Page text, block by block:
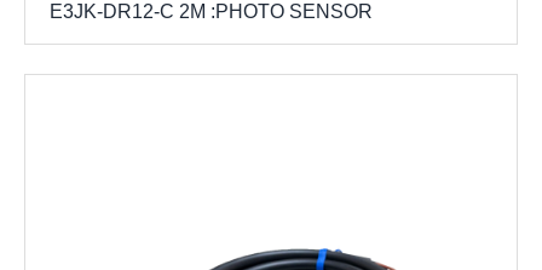
E3JK-DR12-C 2M :PHOTO SENSOR